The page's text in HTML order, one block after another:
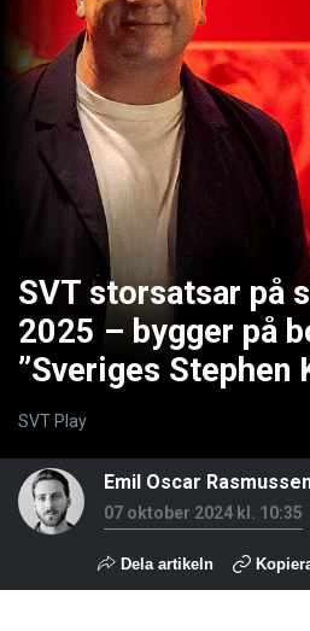
SVT storsatsar på
2025 – bygger på
”Sveriges Stephen
SVT Play
Emil Oscar
07 oktober 2024 kl. 10:35
Dela artikeln